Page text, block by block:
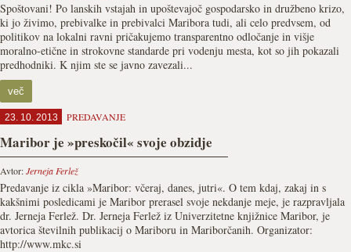
Spoštovani! Po lanskih vstajah in upoštevajoč gospodarsko in družbeno krizo,
ki jo živimo, prebivalke in prebivalci Maribora tudi, ali celo predvsem, od
politikov na lokalni ravni pričakujemo transparentno odločanje in višje
moralno-etične in strokovne standarde pri vodenju mesta, kot so jih pokazali
predhodniki. K njim ste se javno zavezali...
več
23. 10. 2013 PREDAVANJE
Maribor je »preskočil« svoje obzidje
Avtor:Jerneja Ferlež
Predavanje iz cikla »Maribor: včeraj, danes, jutri«. O tem kdaj, zakaj in s
kakšnimi posledicami je Maribor prerasel svoje nekdanje meje, je razpravljala
dr. Jerneja Ferlež. Dr. Jerneja Ferlež iz Univerzitetne knjižnice Maribor, je
avtorica številnih publikacij o Mariboru in Mariborčanih. Organizator:
http://www.mkc.si